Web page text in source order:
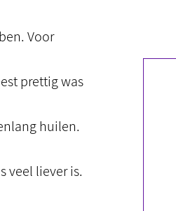
Voor
prettig was
huilen.
veel liever is.